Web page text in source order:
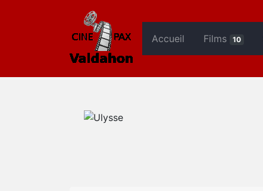
Accueil Films 10